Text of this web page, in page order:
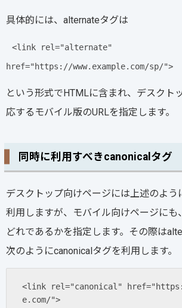
具体的には、alternateタグは
<link rel="alternate"
href="https://www.example.com/sp/">
という形式でHTMLに含まれ、デスクト
応するモバイル版のURLを指定します。
同時に利用すべきcanonicalタグ
デスクトップ向けページには上述のよう
利用しますが、モバイル向けページにも
どれであるかを指定します。その際は
次のようにcanonicalタグを利用します。
<link rel="canonical"
e.com/">